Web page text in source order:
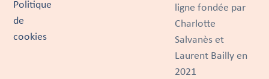
ligne fondée par
Charlotte
Salvanès et
Laurent Bailly en
2021
Politique
de
cookies